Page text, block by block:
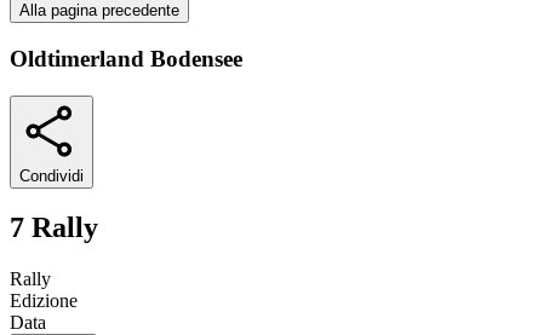
Alla pagina precedente
Oldtimerland Bodensee
Condividi
7 Rally
Rally
Edizione
Data